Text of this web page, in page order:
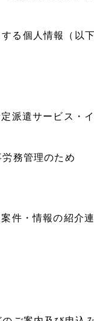
る個人情報（以
派遣サービス・
務管理のため
件・情報の紹介